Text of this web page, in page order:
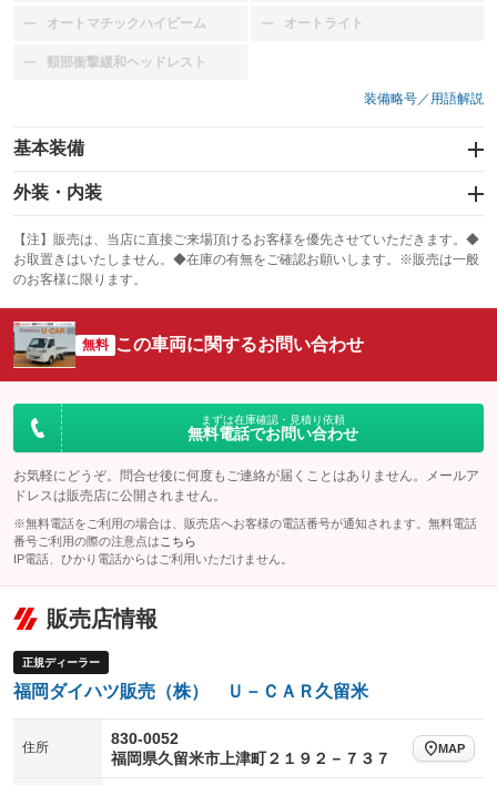
オートマチックハイビーム
：装備なし オートライト
：装備なし
頸部衝撃緩和ヘッドレスト
：装備なし
装備略号／用語解説
基本装備
エアバッグ：運転席
：装備あり
：装備なし
サンルーフ
：装備なし ABS
エアコン
：装備あり Wエアコン
：装備なし
リフトアップ
：装備なし パワーステアリング
：装備あり
ダウンヒルアシストコントロール
パワーウィンドウ
：装備なし 盗難防止システム
：装備なし
：装備なし
USB入力端子
：装備なし
100V電源
：装備なし
：装備なし
レンタカーアップ
：装備なし
電動格納ミラー
：装備なし
装備略号／用語解説
外装・内装
カーナビ
：装備なし
TV
：装備なし
オーディオ
ビジュアル
：装備なし
革シート
：装備なし ハーフレザーシート
：装備なし
：装備なし ：装備なし
HID(キセノンライト)
バックカメラ
：装備なし
：装備なし ：装備なし
ローダウン
：装備なし
パワーシート
：装備なし
ベンチシート
：装備なし フルフラットシート
：装備なし
チップアップシート
：装備なし
【注】販売は、当店に直接ご来場頂けるお客様を優先させていただきます。◆
お取置きはいたしません。◆在庫の有無をご確認お願いします。※販売は一般
のお客様に限ります。
無料 この車両に関するお問い合わせ
まずは在庫確認・見積り依頼
無料電話でお問い合わせ
お気軽にどうぞ。問合せ後に何度もご連絡が届くことはありません。メールア
ドレスは販売店に公開されません。
※無料電話をご利用の場合は、販売店へお客様の電話番号が通知されます。無料電話
番号ご利用の際の注意点は こちら
IP電話、ひかり電話からはご利用いただけません。
販売店情報
正規ディーラー
福岡ダイハツ販売（株） Ｕ－ＣＡＲ久留米
住所
830-0052
福岡県久留米市上津町２１９２－７３７
MAP